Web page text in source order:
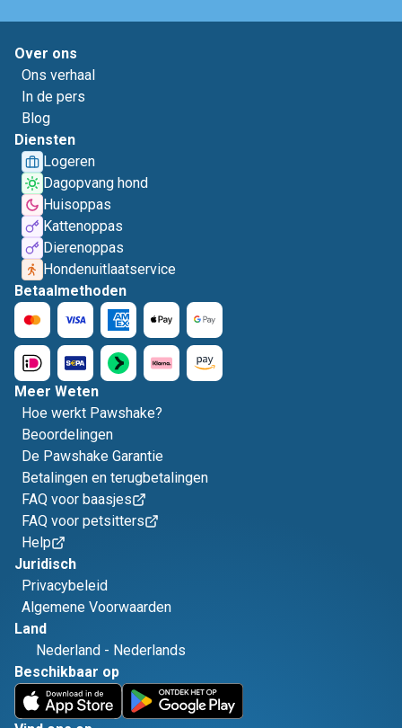
Over ons
Ons verhaal
In de pers
Blog
Diensten
Logeren
Dagopvang hond
Huisoppas
Kattenoppas
Dierenoppas
Hondenuitlaatservice
Betaalmethoden
Meer Weten
Hoe werkt Pawshake?
Beoordelingen
De Pawshake Garantie
Betalingen en terugbetalingen
FAQ voor baasjes
FAQ voor petsitters
Help
Juridisch
Privacybeleid
Algemene Voorwaarden
Land
Nederland - Nederlands
Beschikbaar op